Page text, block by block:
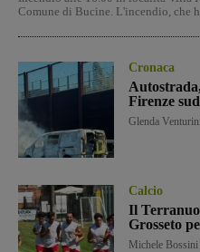
Comune di Bucine. L'incendio, che
Cronaca
Firenze
Glenda
Calcio
Il
Grosseto
Michele Bossini